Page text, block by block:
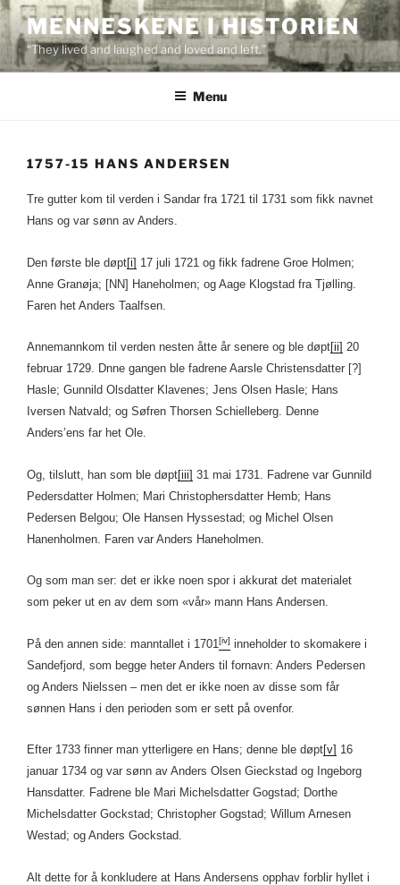
Skip
to
content
MENNESKENE I HISTORIEN
“They lived and laughed and loved and left.”
Menu
1757-15 HANS ANDERSEN
Tre gutter kom til verden i Sandar fra 1721 til 1731 som fikk navnet
Hans og var sønn av Anders.
Den første ble døpt[i] 17 juli 1721 og fikk fadrene Groe Holmen;
Anne Granøja; [NN] Haneholmen; og Aage Klogstad fra Tjølling.
Faren het Anders Taalfsen.
Annemannkom til verden nesten åtte år senere og ble døpt[ii] 20
februar 1729. Dnne gangen ble fadrene Aarsle Christensdatter [?]
Hasle; Gunnild Olsdatter Klavenes; Jens Olsen Hasle; Hans
Iversen Natvald; og Søfren Thorsen Schielleberg. Denne
Anders’ens far het Ole.
Og, tilslutt, han som ble døpt[iii] 31 mai 1731. Fadrene var Gunnild
Pedersdatter Holmen; Mari Christophersdatter Hemb; Hans
Pedersen Belgou; Ole Hansen Hyssestad; og Michel Olsen
Hanenholmen. Faren var Anders Haneholmen.
Og som man ser: det er ikke noen spor i akkurat det materialet
som peker ut en av dem som «vår» mann Hans Andersen.
På den annen side: manntallet i 1701[iv] inneholder to skomakere i
Sandefjord, som begge heter Anders til fornavn: Anders Pedersen
og Anders Nielssen – men det er ikke noen av disse som får
sønnen Hans i den perioden som er sett på ovenfor.
Efter 1733 finner man ytterligere en Hans; denne ble døpt[v] 16
januar 1734 og var sønn av Anders Olsen Gieckstad og Ingeborg
Hansdatter. Fadrene ble Mari Michelsdatter Gogstad; Dorthe
Michelsdatter Gockstad; Christopher Gogstad; Willum Arnesen
Westad; og Anders Gockstad.
Alt dette for å konkludere at Hans Andersens opphav forblir hyllet i